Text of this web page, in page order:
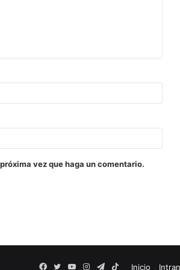
vez que haga un comentario.
Inicio
Facebook
TwitterYouTubeInstagramTelegram
TikTok